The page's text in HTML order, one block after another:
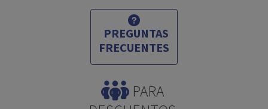
PREGUNTAS
FRECUENTES
PARA